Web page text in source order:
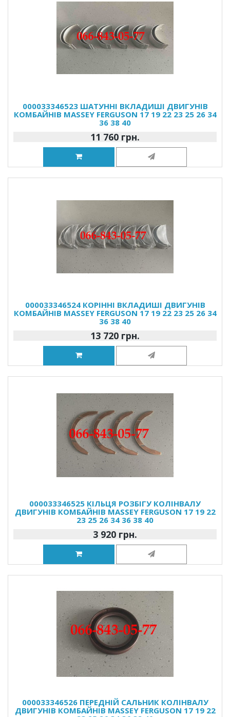
000033346523 ШАТУННІ ВКЛАДИШІ ДВИГУНІВ
КОМБАЙНІВ MASSEY FERGUSON 17 19 22 23 25 26 34
36 38 40
11 760 грн.
000033346524 КОРІННІ ВКЛАДИШІ ДВИГУНІВ
КОМБАЙНІВ MASSEY FERGUSON 17 19 22 23 25 26 34
36 38 40
13 720 грн.
000033346525 КІЛЬЦЯ РОЗБІГУ КОЛІНВАЛУ
ДВИГУНІВ КОМБАЙНІВ MASSEY FERGUSON 17 19 22
23 25 26 34 36 38 40
3 920 грн.
000033346526 ПЕРЕДНІЙ САЛЬНИК КОЛІНВАЛУ
ДВИГУНІВ КОМБАЙНІВ MASSEY FERGUSON 17 19 22